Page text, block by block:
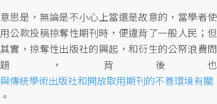
意思是，無論是不小心上當還是故意的，當學者使
用公款投稿掠奪性期刊時，便違背了一般人民；但
其實，掠奪性出版社的興起，和衍生的公帑浪費問
題，背後也
與傳統學術出版社和開放取用期刊的不善環境有關
。